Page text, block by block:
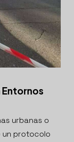
urbanas o
protocolo